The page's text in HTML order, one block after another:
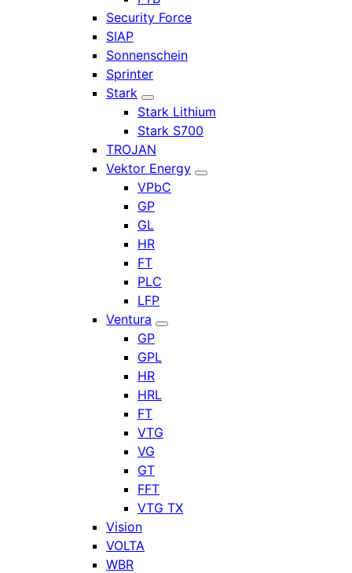
Security Force
SIAP
Sonnenschein
Sprinter
Stark
Stark Lithium
Stark S700
TROJAN
Vektor Energy
VPbC
GP
GL
HR
FT
PLC
LFP
Ventura
GP
GPL
HR
HRL
FT
VTG
VG
GT
FFT
VTG TX
Vision
VOLTA
WBR